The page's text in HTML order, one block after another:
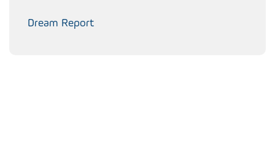
Dream Report